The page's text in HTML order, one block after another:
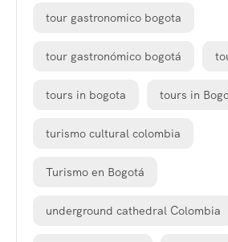
tour gastronomico bogota
tour gastronómico bogotá
tours in bogota tours in
turismo cultural colombia
Turismo en Bogotá
underground cathedral Colombia